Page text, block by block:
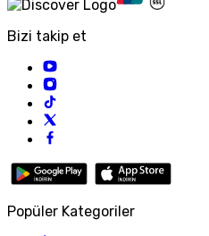
Bizi takip et
Popüler Kategoriler